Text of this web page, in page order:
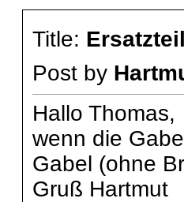
Title:
Post by
Hallo Thomas,
wenn die
Gabel (ohne
Gruß Hartmut